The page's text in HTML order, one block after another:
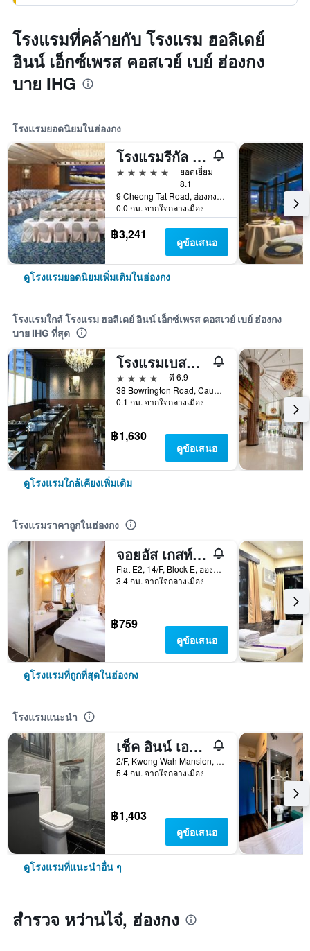
โรงแรมที่คล้ายกับ โรงแรม ฮอลิเดย์
อินน์ เอ็กซ์เพรส คอสเวย์ เบย์ ฮ่องกง
บาย IHG
โรงแรมยอดนิยมในฮ่องกง
โรงแรมรีกัล แอร์พอร์ต
5 ดาว
ยอดเยี่ยม
8.1
9 Cheong Tat Road, ฮ่องกง, ฮ่องกง
0.0 กม. จากใจกลางเมือง
฿3,241 ดูข้อเสนอ
ดูโรงแรมยอดนิยมเพิ่มเติมในฮ่องกง
โรงแรมใกล้ โรงแรม ฮอลิเดย์ อินน์ เอ็กซ์เพรส คอสเวย์ เบย์ ฮ่องกง
บาย IHG ที่สุด
โรงแรมเบสท์เวสเทิร์นเคาส์เวย์เบย์
4 ดาว
ดี 6.9
38 Bowrington Road, Causeway Bay, ฮ่องกง, ฮ่องกง
0.1 กม. จากใจกลางเมือง
฿1,630
ดูข้อเสนอ
ดูโรงแรมใกล้เคียงเพิ่มเติม
โรงแรมราคาถูกในฮ่องกง
จอยอัส เกสท์เฮาส์
Flat E2, 14/F, Block E, ฮ่องกง, ฮ่องกง
3.4 กม. จากใจกลางเมือง
฿759
ดูข้อเสนอ
ดูโรงแรมที่ถูกที่สุดในฮ่องกง
โรงแรมแนะนำ
เช็ค อินน์ เอสเค - โฮสเทล
2/F, Kwong Wah Mansion, 269-273 Hennessy Road, ฮ่องกง, ฮ่องกง
5.4 กม. จากใจกลางเมือง
฿1,403
ดูข้อเสนอ
ดูโรงแรมที่แนะนำอื่น ๆ
สำรวจ หว่านไจ๋, ฮ่องกง